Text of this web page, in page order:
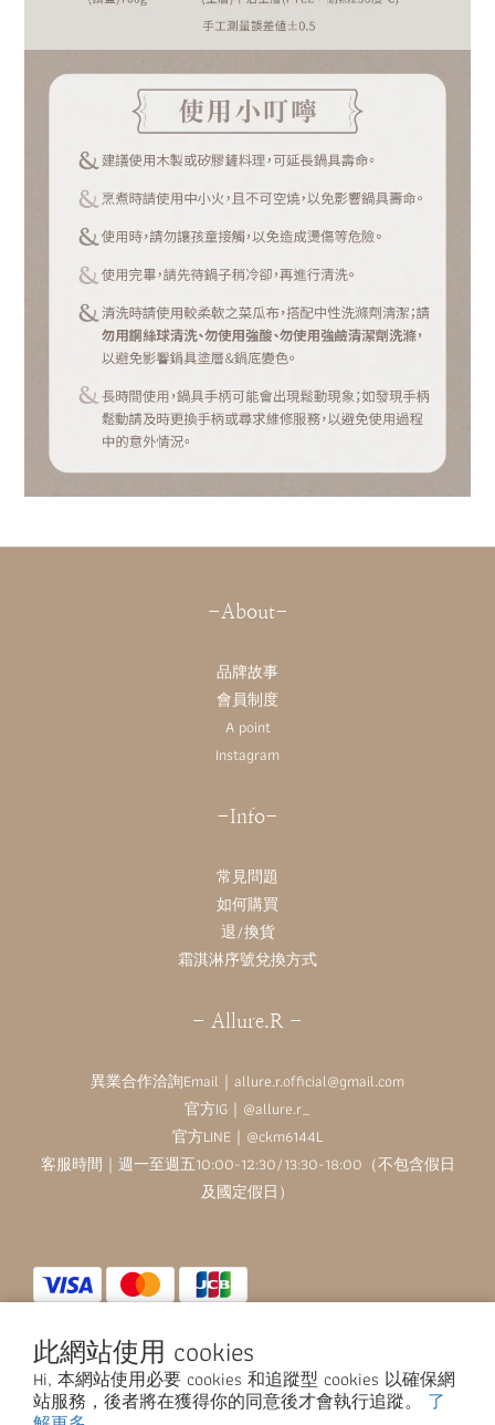
此網站使用 cookies
Hi, 本網站使用必要 cookies 和追蹤型 cookies 以確保網
站服務，後者將在獲得你的同意後才會執行追蹤。 了
-About-
品牌故事
會員制度
A point
Instagram
-Info-
常見問題
如何購買
退/換貨
霜淇淋序號兌換方式
- Allure.R -
異業合作洽詢Email｜allure.r.official@gmail.com
官方IG｜ @allure.r_
官方LINE｜@ckm6144L
客服時間｜週一至週五10:00-12:30/13:30-18:00（不包含假日
及國定假日）
$ TWD 繁體中文